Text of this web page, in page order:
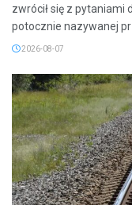
zwrócił się z pytaniami
potocznie nazywanej
2026-08-07